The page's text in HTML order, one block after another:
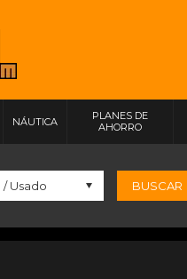
NÁUTICA
PLANES DE
AHORRO
BUSCAR